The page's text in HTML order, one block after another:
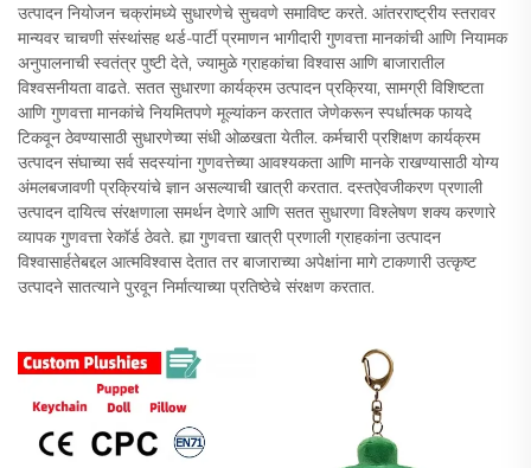
उत्पादन नियोजन चक्रांमध्ये सुधारणेचे सुचवणे समाविष्ट करते. आंतरराष्ट्रीय स्तरावर
मान्यवर चाचणी संस्थांसह थर्ड-पार्टी प्रमाणन भागीदारी गुणवत्ता मानकांची आणि नियामक
अनुपालनाची स्वतंत्र पुष्टी देते, ज्यामुळे ग्राहकांचा विश्वास आणि बाजारातील
विश्वसनीयता वाढते. सतत सुधारणा कार्यक्रम उत्पादन प्रक्रिया, सामग्री विशिष्टता
आणि गुणवत्ता मानकांचे नियमितपणे मूल्यांकन करतात जेणेकरून स्पर्धात्मक फायदे
टिकवून ठेवण्यासाठी सुधारणेच्या संधी ओळखता येतील. कर्मचारी प्रशिक्षण कार्यक्रम
उत्पादन संघाच्या सर्व सदस्यांना गुणवत्तेच्या आवश्यकता आणि मानके राखण्यासाठी योग्य
अंमलबजावणी प्रक्रियांचे ज्ञान असल्याची खात्री करतात. दस्तऐवजीकरण प्रणाली
उत्पादन दायित्व संरक्षणाला समर्थन देणारे आणि सतत सुधारणा विश्लेषण शक्य करणारे
व्यापक गुणवत्ता रेकॉर्ड ठेवते. ह्या गुणवत्ता खात्री प्रणाली ग्राहकांना उत्पादन
विश्वासार्हतेबद्दल आत्मविश्वास देतात तर बाजाराच्या अपेक्षांना मागे टाकणारी उत्कृष्ट
उत्पादने सातत्याने पुरवून निर्मात्याच्या प्रतिष्ठेचे संरक्षण करतात.